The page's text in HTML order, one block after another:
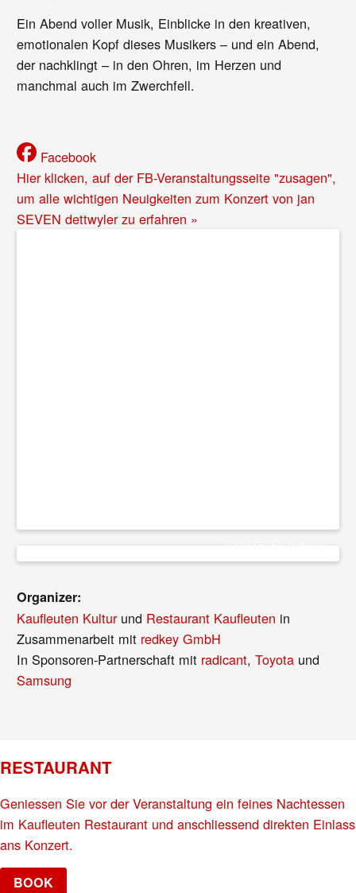
Ein Abend voller Musik, Einblicke in den kreativen,
emotionalen Kopf dieses Musikers – und ein Abend,
der nachklingt – in den Ohren, im Herzen und
manchmal auch im Zwerchfell.
Facebook
Hier klicken, auf der FB-Veranstaltungsseite "zusagen",
um alle wichtigen Neuigkeiten zum Konzert von jan
SEVEN dettwyler zu erfahren »
Organizer:
Kaufleuten Kulturund Restaurant Kaufleuten in
Zusammenarbeit mit redkey GmbH
In Sponsoren-Partnerschaft mit radicant,Toyota und
Samsung
RESTAURANT
Geniessen Sie vor der Veranstaltung ein feines Nachtessen
im Kaufleuten Restaurant und anschliessend direkten Einlass
ans Konzert.
BOOK